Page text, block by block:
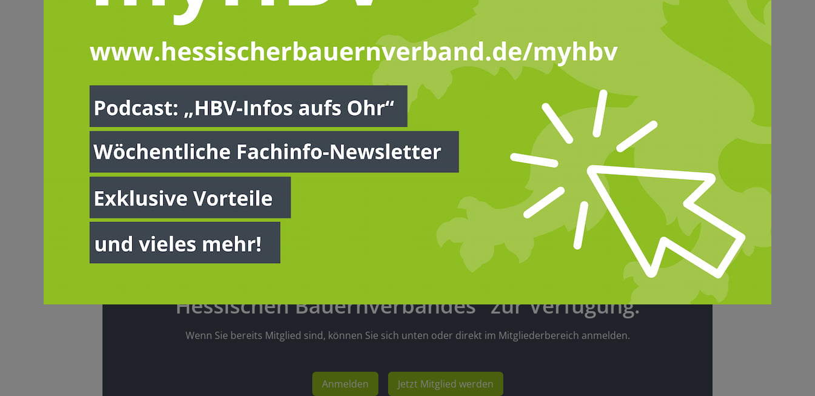
Zugangsbeschränkung
Dieser Inhalt steht exklusiv "Mitgliedern des
Hessischen Bauernverbandes" zur Verfügung.
Wenn Sie bereits Mitglied sind, können Sie sich unten oder direkt im Mitgliederbereich anmelden.
Anmelden Jetzt Mitglied werden